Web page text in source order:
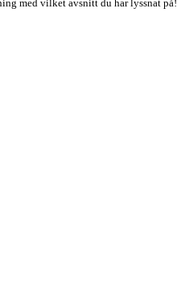
med vilket avsnitt du har lyssnat på!